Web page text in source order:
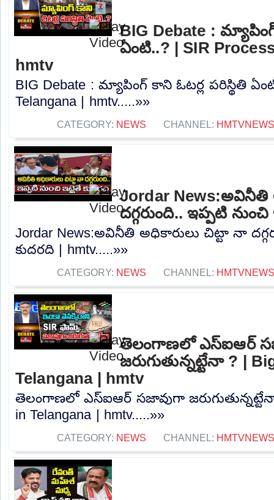
BIG Debate :
ఏంటి..? | SIR
hmtv
BIG Debate : మ్యాపింగ్ కాని ఓటర్ల పరిస్థితి
Telangana | hmtv.....»»
CATEGORY: NEWS CHANNEL: HMTVNEWS
Jordar
దగ్గరుంది.. ఇప్పటి
Jordar News:అవినీతి అధికారులు చిట్టా నా
కుదరది | hmtv.....»»
CATEGORY: NEWS CHANNEL: HMTVNEWS
తెలంగాణలో ఎస్ఐఆర్
జరుగుతున్నట్టేనా ? |
Telangana | hmtv
తెలంగాణలో ఎస్ఐఆర్ సజావుగా జరుగుతున్నట్టేనా
in Telangana | hmtv.....»»
CATEGORY: NEWS CHANNEL: HMTVNEWS